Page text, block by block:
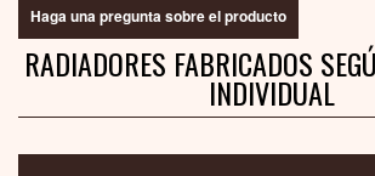
Haga una pregunta sobre el producto
RADIADORES FABRICADOS
INDIVIDUAL